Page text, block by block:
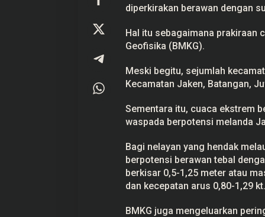
d
g
a
n
u
h
u
n
g
3
1
°
C
diperkirakan berawan dengan
Hal itu sebagaimana prakiraan
Geofisika (BMKG).
Meski begitu, sejumlah
Kecamatan Jaken, Batangan,
Sementara itu, cuaca ekstrem
waspada berpotensi melanda
Bagi nelayan yang hendak
berpotensi berawan tebal
berkisar 0,5-1,25 meter atau
dan kecepatan arus 0,80-1,29 kt.
BMKG juga mengeluarkan
Prabowo Akan Pidato di Sidang
PBB: Seperti Mengulang Sejarah
22 September 2025
Hitungan Harta
Sahroni menurut